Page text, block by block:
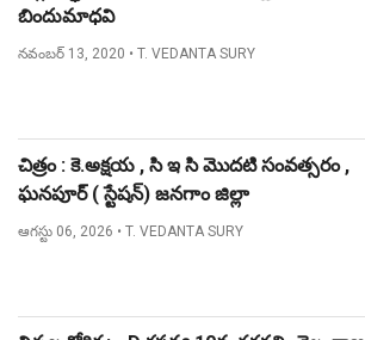
బిందుమాధవి
నవంబర్ 13, 2020 • T. VEDANTA SURY
చిత్రం : కె.అక్షయ , సి ఇ సి మొదటి సంవత్సరం ,
ఘనపూర్ ( స్టేషన్) జనగాం జిల్లా
ఆగస్టు 06, 2026 • T. VEDANTA SURY